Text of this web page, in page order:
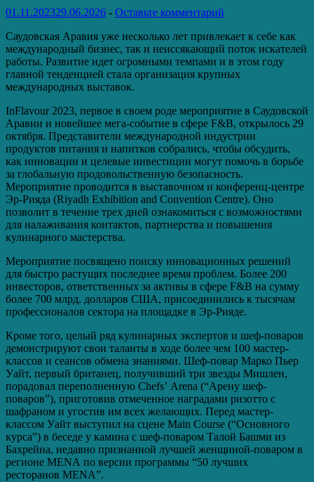
01.11.202329.06.2026 - Оставьте комментарий
Саудовская Аравия уже несколько лет привлекает к себе как
международный бизнес, так и неиссякающий поток искателей
работы. Развитие идет огромными темпами и в этом году
главной тенденцией стала организация крупных
международных выставок.
InFlavour 2023, первое в своем роде мероприятие в Саудовской
Аравии и новейшее мега-событие в сфере F&B, открылось 29
октября. Представители международной индустрии
продуктов питания и напитков собрались, чтобы обсудить,
как инновации и целевые инвестиции могут помочь в борьбе
за глобальную продовольственную безопасность.
Мероприятие проводится в выставочном и конференц-центре
Эр-Рияда (Riyadh Exhibition and Convention Centre). Оно
позволит в течение трех дней ознакомиться с возможностями
для налаживания контактов, партнерства и повышения
кулинарного мастерства.
Мероприятие посвящено поиску инновационных решений
для быстро растущих последнее время проблем. Более 200
инвесторов, ответственных за активы в сфере F&B на сумму
более 700 млрд. долларов США, присоединились к тысячам
профессионалов сектора на площадке в Эр-Рияде.
Кроме того, целый ряд кулинарных экспертов и шеф-поваров
демонстрируют свои таланты в ходе более чем 100 мастер-
классов и сеансов обмена знаниями. Шеф-повар Марко Пьер
Уайт, первый британец, получивший три звезды Мишлен,
порадовал переполненную Chefs’ Arena (“Арену шеф-
поваров”), приготовив отмеченное наградами ризотто с
шафраном и угостив им всех желающих. Перед мастер-
классом Уайт выступил на сцене Main Course (“Основного
курса”) в беседе у камина с шеф-поваром Талой Башми из
Бахрейна, недавно признанной лучшей женщиной-поваром в
регионе MENA по версии программы “50 лучших
ресторанов MENA”.